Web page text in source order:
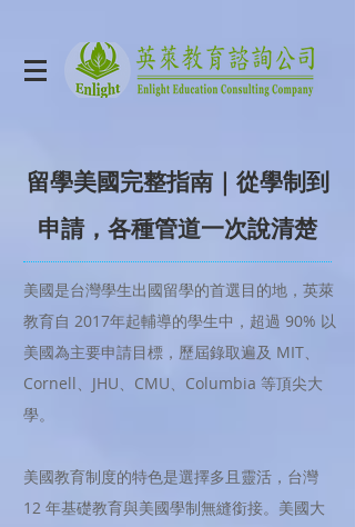
留學美國完整指南｜從學制到
申請，各種管道一次說清楚
美國是台灣學生出國留學的首選目的地，英萊
教育自 2017年起輔導的學生中，超過 90% 以
美國為主要申請目標，歷屆錄取遍及 MIT、
Cornell、JHU、CMU、Columbia 等頂尖大
學。
美國教育制度的特色是選擇多且靈活，台灣
12 年基礎教育與美國學制無縫銜接。美國大